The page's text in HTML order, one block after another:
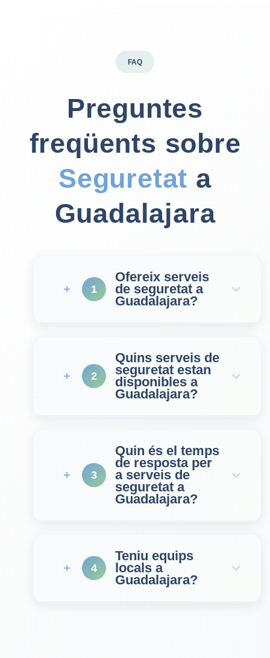
FAQ
Preguntes
freqüents sobre
Seguretat a
Guadalajara
1
Ofereix serveis
de seguretat a
Guadalajara?
2
Quins serveis de
seguretat estan
disponibles a
Guadalajara?
3
Quin és el temps
de resposta per
a serveis de
seguretat a
Guadalajara?
4
Teniu equips
locals a
Guadalajara?